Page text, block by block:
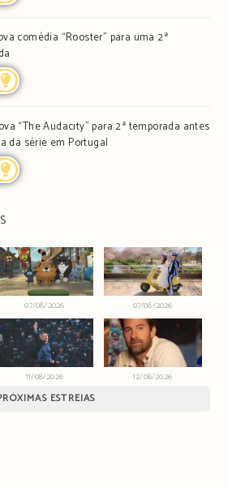
comédia “Rooster” para uma 2ª
“The Audacity” para 2ª temporada antes
da série em Portugal
07/08/2026 07/08/2026
11/08/2026 12/08/2026
ESTREIAS